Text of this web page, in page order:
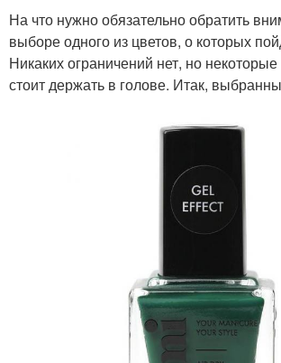
На что нужно обязательно обратить
выборе одного из цветов, о которых
Никаких ограничений нет, но
стоит держать в голове. Итак,